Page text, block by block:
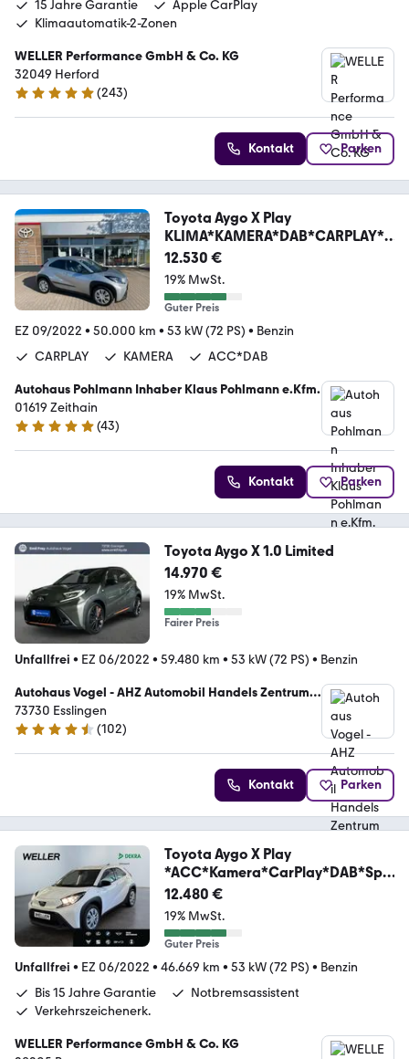
15 Jahre Garantie
Apple CarPlay
Klimaautomatik-2-Zonen
WELLER Performance GmbH & Co. KG
32049 Herford
4.8 Sterne
(243)
Kontakt Parken
Toyota Aygo X Play
KLIMA*KAMERA*DAB*CARPLAY*A
CC
12.530 €
19% MwSt.
Guter Preis
EZ 09/2022 • 50.000 km • 53 kW (72 PS) • Benzin
CARPLAY
KAMERA ACC*DAB
Autohaus Pohlmann Inhaber Klaus Pohlmann e.Kfm.
01619 Zeithain
5 Sterne
(43)
Kontakt Parken
Toyota Aygo X 1.0 Limited
14.970 €
19% MwSt.
Fairer Preis
Unfallfrei • EZ 06/2022 • 59.480 km • 53 kW (72 PS) • Benzin
Autohaus Vogel - AHZ Automobil Handels Zentrum
GmbH
73730 Esslingen
4.4 Sterne
(102)
Kontakt Parken
Toyota Aygo X Play
*ACC*Kamera*CarPlay*DAB*Spu
rhalteass
12.480 €
19% MwSt.
Guter Preis
Unfallfrei • EZ 06/2022 • 46.669 km • 53 kW (72 PS) • Benzin
Bis 15 Jahre Garantie
Notbremsassistent
Verkehrszeichenerk.
WELLER Performance GmbH & Co. KG